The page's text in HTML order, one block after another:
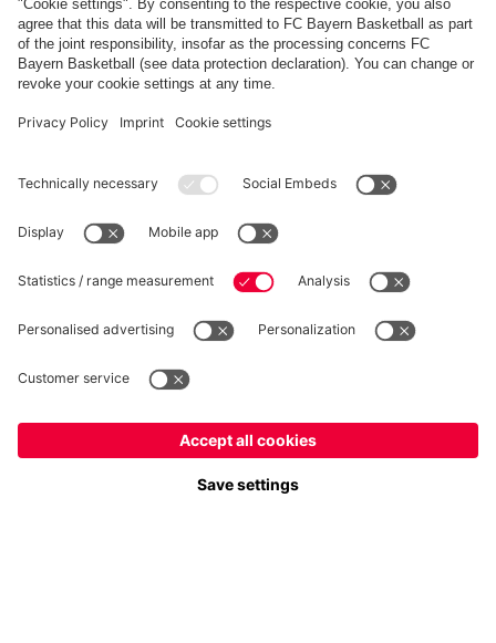
FC Bayern Store App
RÉTRACTATION
Intimité
Paramètres des cookies
*Les prix incluent la TVA et excluent les frais d'expédition
© FC Bayern München AG
FC Bayern München AG, Säbener Str. 51-57, 81547 München
Francepour y livrer!
Mondialpour y livrer!